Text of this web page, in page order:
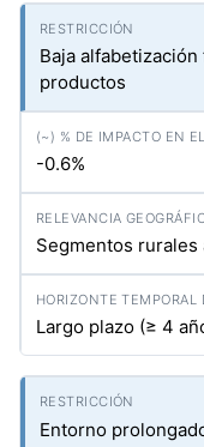
Baja
productos
-0.6%
Segmentos rurales
Largo plazo (≥ 4
Entorno